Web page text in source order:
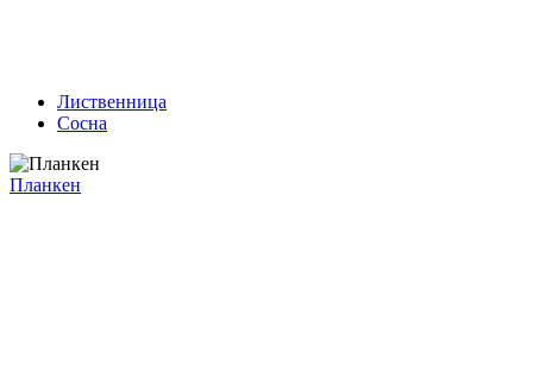
Лиственница
Сосна
Планкен